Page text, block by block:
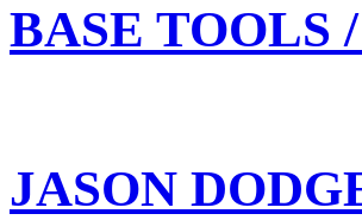
BASE TOOLS
JASON